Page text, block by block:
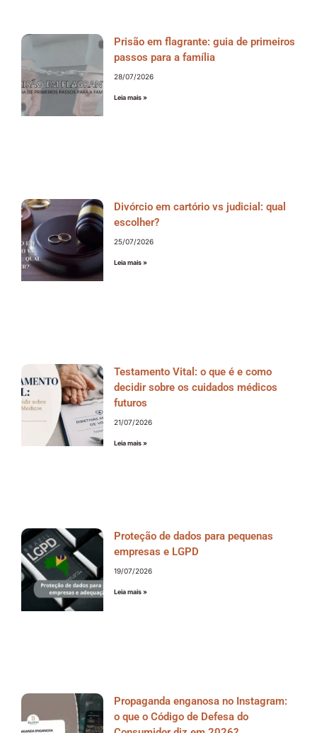
Prisão em flagrante: guia de primeiros
passos para a família
28/07/2026
Leia mais »
Divórcio em cartório vs judicial: qual
escolher?
25/07/2026
Leia mais »
Testamento Vital: o que é e como
decidir sobre os cuidados médicos
futuros
21/07/2026
Leia mais »
Proteção de dados para pequenas
empresas e LGPD
19/07/2026
Leia mais »
Propaganda enganosa no Instagram:
o que o Código de Defesa do